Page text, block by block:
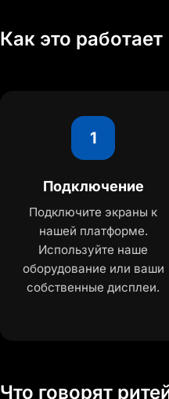
Как это работает
1
Подключение
Подключите экраны к
нашей платформе.
Используйте наше
оборудование или ваши
собственные дисплеи.
Что говорят